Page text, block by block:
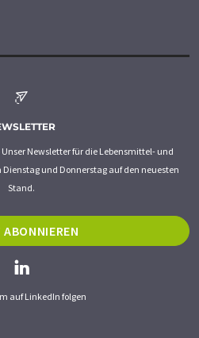
Newsletter für die Lebensmittel- und
und Donnerstag auf den neuesten
Stand.
auf LinkedIn folgen